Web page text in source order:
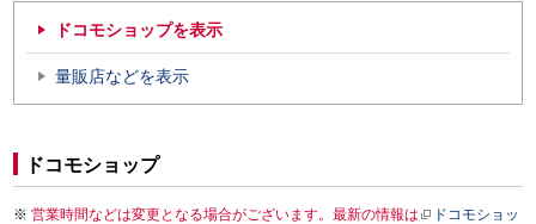
ドコモショップを表示
量販店などを表示
ドコモショップ
営業時間などは変更となる場合がございます。最新の情報は
ドコモショッ